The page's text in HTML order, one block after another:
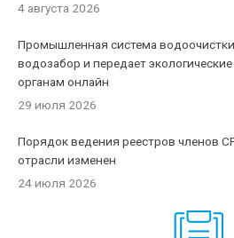
4 августа 2026
Промышленная система
водозабор и передает
органам онлайн
29 июля 2026
Порядок ведения реестров членов
отрасли изменен
24 июля 2026